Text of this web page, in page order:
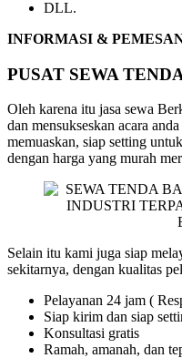
DLL.
INFORMASI &
PUSAT SEWA
Oleh karena itu jasa sewa
dan mensukseskan acara
memuaskan, siap setting
dengan harga yang murah
Selain itu kami juga siap
sekitarnya, dengan kualitas
Pelayanan 24 jam (
Siap kirim dan siap
Konsultasi gratis
Ramah, amanah, dan